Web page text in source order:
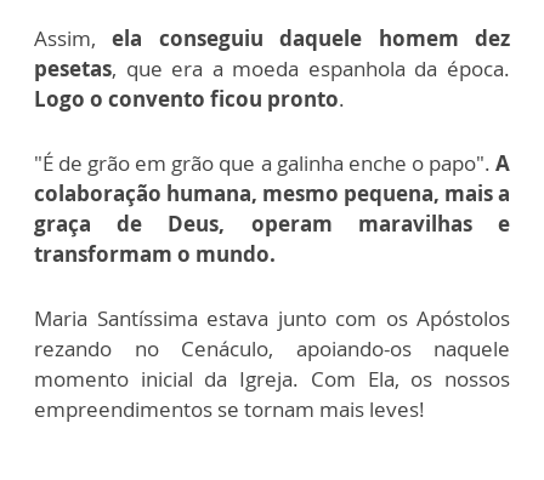
Assim, ela conseguiu daquele homem dez
pesetas, que era a moeda espanhola da época.
Logo o convento ficou pronto.
"É de grão em grão que a galinha enche o papo". A
colaboração humana, mesmo pequena, mais a
graça de Deus, operam maravilhas e
transformam o mundo.
Maria Santíssima estava junto com os Apóstolos
rezando no Cenáculo, apoiando-os naquele
momento inicial da Igreja. Com Ela, os nossos
empreendimentos se tornam mais leves!